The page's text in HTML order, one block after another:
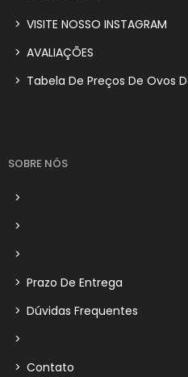
> VISITE NOSSO INSTAGRAM
> AVALIAÇÕES
> Tabela De Preços De Ovos
SOBRE NÓS
>
>
>
> Prazo De Entrega
> Dúvidas Frequentes
>
> Contato